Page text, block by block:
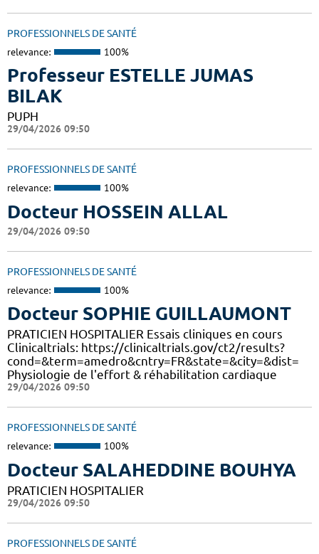
PROFESSIONNELS DE SANTÉ
relevance: 100%
Professeur ESTELLE JUMAS
BILAK
PUPH
29/04/2026 09:50
PROFESSIONNELS DE SANTÉ
relevance: 100%
Docteur HOSSEIN ALLAL
29/04/2026 09:50
PROFESSIONNELS DE SANTÉ
relevance: 100%
Docteur SOPHIE GUILLAUMONT
PRATICIEN HOSPITALIER Essais cliniques en cours
Clinicaltrials: https://clinicaltrials.gov/ct2/results?
cond=&term=amedro&cntry=FR&state=&city=&dist=
Physiologie de l'effort & réhabilitation cardiaque
29/04/2026 09:50
PROFESSIONNELS DE SANTÉ
relevance: 100%
Docteur SALAHEDDINE BOUHYA
PRATICIEN HOSPITALIER
29/04/2026 09:50
PROFESSIONNELS DE SANTÉ